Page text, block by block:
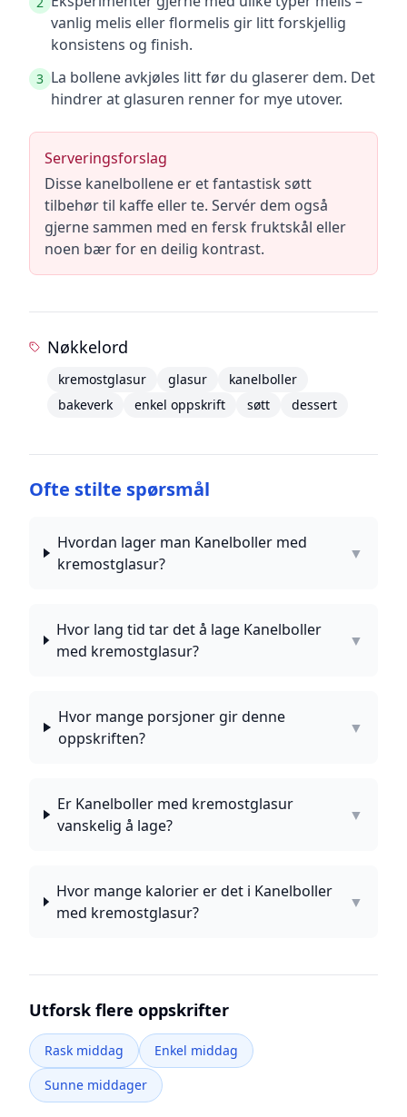
vanlig melis eller flormelis gir litt forskjellig
konsistens og finish.
3 La bollene avkjøles litt før du glaserer dem. Det
hindrer at glasuren renner for mye utover.
Serveringsforslag
Disse kanelbollene er et fantastisk søtt
tilbehør til kaffe eller te. Servér dem også
gjerne sammen med en fersk fruktskål eller
noen bær for en deilig kontrast.
Nøkkelord
kremostglasur glasur
kanelboller
bakeverk
enkel oppskrift søtt dessert
Ofte stilte spørsmål
Hvordan lager man Kanelboller med
kremostglasur?
▼
Hvor lang tid tar det å lage Kanelboller
med kremostglasur?
▼
Hvor mange porsjoner gir denne
oppskriften?
▼
Er Kanelboller med kremostglasur
vanskelig å lage?
▼
Hvor mange kalorier er det i Kanelboller
med kremostglasur?
▼
Utforsk flere oppskrifter
Rask middag
Enkel middag
Sunne middager